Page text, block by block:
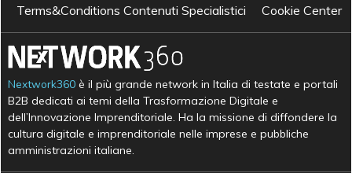
Terms&Conditions Contenuti Specialistici Cookie Center
Nextwork360 è il più grande network in Italia di testate e portali
B2B dedicati ai temi della Trasformazione Digitale e
dell’Innovazione Imprenditoriale. Ha la missione di diffondere la
cultura digitale e imprenditoriale nelle imprese e pubbliche
amministrazioni italiane.